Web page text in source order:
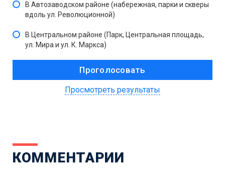
В Автозаводском районе (набережная, парки и скверы
вдоль ул. Революционной)
В Центральном районе (Парк, Центральная площадь,
ул. Мира и ул. К. Маркса)
Просмотреть результаты
КОММЕНТАРИИ